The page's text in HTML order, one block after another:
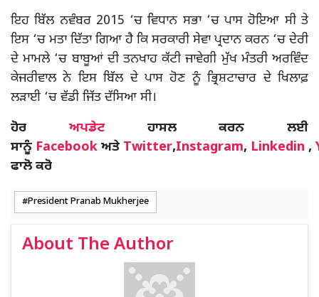
ਇਹ ਬਿੱਲ ਨਵੰਬਰ 2015 ‘ਚ ਵਿਧਾਨ ਸਭਾ ‘ਚ ਪਾਸ ਹੋਇਆ ਸੀ ਤੇ
ਇਸ ‘ਚ ਮਤਾ ਦਿੱਤਾ ਗਿਆ ਹੈ ਕਿ ਸਰਕਾਰੀ ਸੇਵਾ ਪ੍ਰਦਾਨ ਕਰਨ ‘ਚ ਦੇਰੀ
ਦੇ ਮਾਮਲੇ ‘ਚ ਬਾਬੂਆਂ ਦੀ ਤਨਖਾਹ ਕੱਟੀ ਜਾਵੇਗੀ ਮੁੱਖ ਮੰਤਰੀ ਅਰਵਿੰਦ
ਕੇਜਰੀਵਾਲ ਨੇ ਇਸ ਬਿੱਲ ਦੇ ਪਾਸ ਹੋਣ ਨੂੰ ਭ੍ਰਿਸ਼ਟਾਚਾਰ ਦੇ ਖਿਲਾਫ਼
ਲੜਾਈ ‘ਚ ਵੱਡੀ ਜਿੱਤ ਦੱਸਿਆ ਸੀ।
ਹੋਰ ਅਪਡੇਟਹਾਸਲ ਕਰਨ ਲਈ
ਸਾਨੂੰ Facebook ਅਤੇ Twitter,Instagram, Linkedin ,
ਫਾਲੋ ਕਰੋ
President Pranab Mukherjee
About The Author